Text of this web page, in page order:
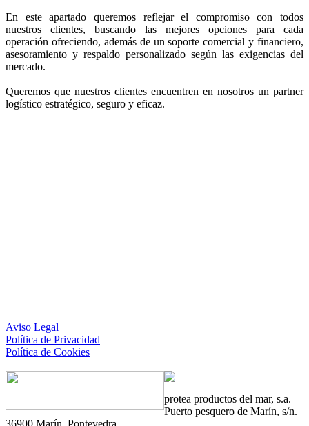
En este apartado queremos reflejar el compromiso con todos
nuestros clientes, buscando las mejores opciones para cada
operación ofreciendo, además de un soporte comercial y financiero,
asesoramiento y respaldo personalizado según las exigencias del
mercado.
Queremos que nuestros clientes encuentren en nosotros un partner
logístico estratégico, seguro y eficaz.
Aviso Legal
Política de Privacidad
Política de Cookies
protea productos del mar, s.a.
Puerto pesquero de Marín, s/n.
36900 Marín. Pontevedra.